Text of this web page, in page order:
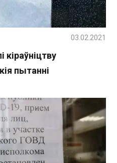
пытанні
03.02.2021